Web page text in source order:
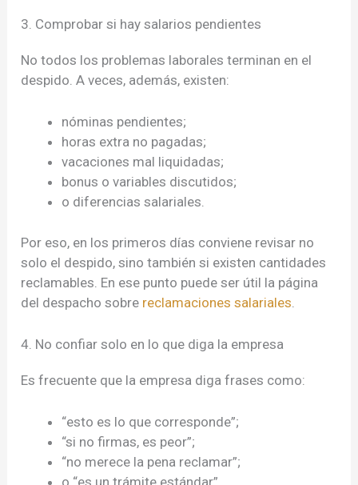
3. Comprobar si hay salarios pendientes
No todos los problemas laborales terminan en el
despido. A veces, además, existen:
nóminas pendientes;
horas extra no pagadas;
vacaciones mal liquidadas;
bonus o variables discutidos;
o diferencias salariales.
Por eso, en los primeros días conviene revisar no
solo el despido, sino también si existen cantidades
reclamables. En ese punto puede ser útil la página
del despacho sobre reclamaciones salariales
4. No confiar solo en lo que diga la empresa
Es frecuente que la empresa diga frases como:
“esto es lo que corresponde”;
“si no firmas, es peor”;
“no merece la pena reclamar”;